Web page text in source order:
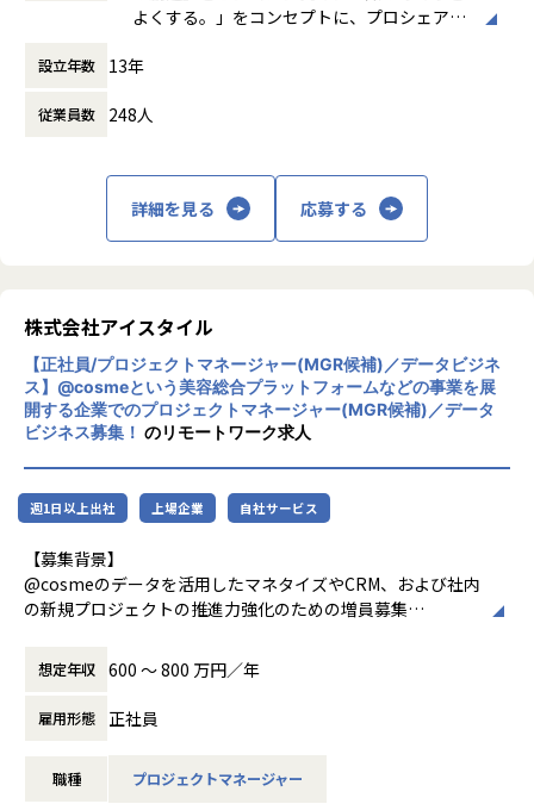
・Webサイト／アプリ開発
験価値としてのWebサイトやスマートフォン
ドメイン、競合優位性を踏まえたMA（マーケ
ティングオートメーション）やDMP（データ
マネジメントプラットフォーム）の選定、運
ユーザー調査に基づいたUX/UI改善や、徹底
的な顧客体験にもとづく戦略策定
で開発するシステムの実現を担っていただきます。まずはAI
マッチングシステムにおける検索システム等の開発におい
て、以下を担っていただきます。
- 要求事項から要件を整理し、技術的な検討事項を洗い出
す
- 開発計画への落とし込みをする。また、計画に基づいて
自ら手を動かしつつ、開発メンバーのタスク進捗をマネジメ
上記プロジェクトを含めた当社に存在する別システムも含め
たインフラの設計/運用は担って頂く想定です。
■組織構成
代〜40代が中心となり中途社員が活躍する組織です。
レートエンジニアチームがおります。
基本的には週1出社ですが、相談の上フルリモート勤務も可
能です。（3ヶ月に一度実施する対面のチーム合宿の参加は
必須）
【チーム環境観点の魅力】
よくする。」をコンセプトに、プロシェアリ
プロシェアリングとは、ビジネスや経営に関
験・知見を複数の企業でシェアし、経営課題
30,002 人（2025年4月末時点）の豊富なプロ
人材データベースを活かし、多様な業界・業
種の多岐にわたる経営課題・テーマに対し
プロ人材は大手企業の経営者・CxOや、新進
気鋭のベンチャーで事業拡大を牽引してきた
人材等、20代から70代まで豊富な経験・知見
を有するプロフェッショナルな方々であり、
プロ人材と協業しながら法人企業の課題解決
を行います。
これまでのコンサルティング実績は5,617社
／21,499件プロジェクト（2025/4月末時点）
となっており、本社を含めて全国に8拠点を
ルを確立すべく、今後もビジョン実現に向け
た事業拡大を積極的に行っていきます。
せるため、「人とソフトウェアの共進化」を
ました。同グループの最先端AI技術と私たち
で、「知のめぐり」の質とスピードを飛躍的
に向上させ、社会全体の課題解決に貢献して
設立年数 13年
従業員数 248人
詳細を見る 応募する
株式会社アイスタイル
【正社員/プロジェクトマネージャー(MGR候補)／データビジネ
ス】@cosmeという美容総合プラットフォームなどの事業を展
開する企業でのプロジェクトマネージャー(MGR候補)／データ
ビジネス募集！ のリモートワーク求人
週1日以上出社 上場企業 自社サービス
【募集背景】
@cosmeのデータを活用したマネタイズやCRM、および社内
の新規プロジェクトの推進力強化のための増員募集
【配属組織情報】
▼配属部署
・ユーザーとブランドの期待を想像し期待に応える
想定年収 600 〜 800 万円／年
雇用形態 正社員
職種 プロジェクトマネージャー